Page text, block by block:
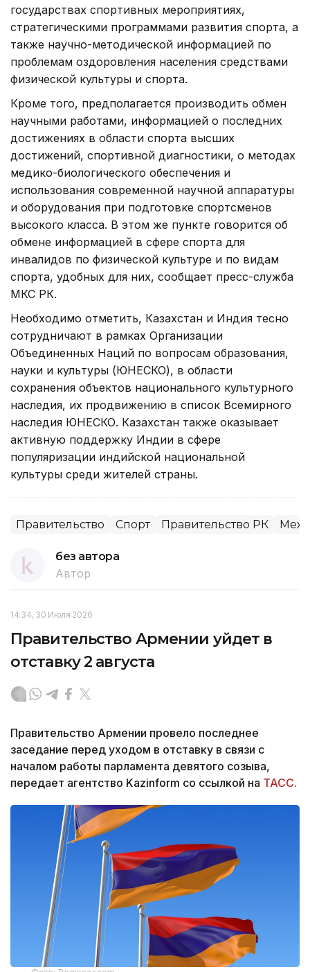
государствах спортивных мероприятиях,
стратегическими программами развития спорта, а
также научно-методической информацией по
проблемам оздоровления населения средствами
физической культуры и спорта.
Кроме того, предполагается производить обмен
научными работами, информацией о последних
достижениях в области спорта высших
достижений, спортивной диагностики, о методах
медико-биологического обеспечения и
использования современной научной аппаратуры
и оборудования при подготовке спортсменов
высокого класса. В этом же пункте говорится об
обмене информацией в сфере спорта для
инвалидов по физической культуре и по видам
спорта, удобных для них, сообщает пресс-служба
МКС РК.
Необходимо отметить, Казахстан и Индия тесно
сотрудничают в рамках Организации
Объединенных Наций по вопросам образования,
науки и культуры (ЮНЕСКО), в области
сохранения объектов национального культурного
наследия, их продвижению в список Всемирного
наследия ЮНЕСКО. Казахстан также оказывает
активную поддержку Индии в сфере
популяризации индийской национальной
культуры среди жителей страны.
Правительство Спорт Правительство РК
без автора
Автор
14:34, 30 Июля 2026
Правительство Армении уйдет в
отставку 2 августа
Правительство Армении провело последнее
заседание перед уходом в отставку в связи с
началом работы парламента девятого созыва,
передает агентство Kazinform со ссылкой на ТАСС.